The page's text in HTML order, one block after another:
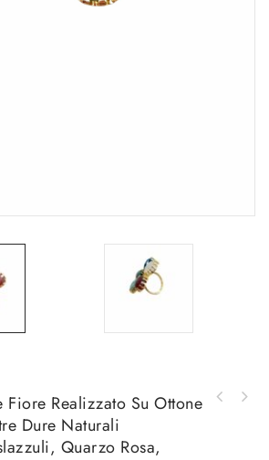
Realizzato Su Ottone
Dure Naturali
Quarzo Rosa,